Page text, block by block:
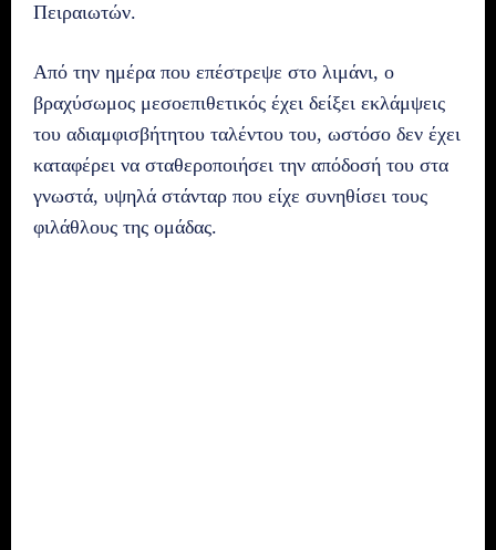
Πειραιωτών.
Από την ημέρα που επέστρεψε στο λιμάνι, ο
βραχύσωμος μεσοεπιθετικός έχει δείξει εκλάμψεις
του αδιαμφισβήτητου ταλέντου του, ωστόσο δεν έχει
καταφέρει να σταθεροποιήσει την απόδοσή του στα
γνωστά, υψηλά στάνταρ που είχε συνηθίσει τους
φιλάθλους της ομάδας.